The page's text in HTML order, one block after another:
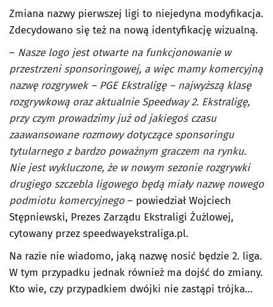
Zmiana nazwy pierwszej ligi to niejedyna modyfikacja.
Zdecydowano się też na nową identyfikację wizualną.
– Nasze logo jest otwarte na funkcjonowanie w
przestrzeni sponsoringowej, a więc mamy komercyjną
nazwę rozgrywek – PGE Ekstraligę – najwyższą klasę
rozgrywkową oraz aktualnie Speedway 2. Ekstraligę,
przy czym prowadzimy już od jakiegoś czasu
zaawansowane rozmowy dotyczące sponsoringu
tytularnego z bardzo poważnym graczem na rynku.
Nie jest wykluczone, że w nowym sezonie rozgrywki
drugiego szczebla ligowego będą miały nazwę nowego
podmiotu komercyjnego– powiedział Wojciech
Stępniewski, Prezes Zarządu Ekstraligi Żużlowej,
cytowany przez speedwayekstraliga.pl.
Na razie nie wiadomo, jaką nazwę nosić będzie 2. liga.
W tym przypadku jednak również ma dojść do zmiany.
Kto wie, czy przypadkiem dwójki nie zastąpi trójka…